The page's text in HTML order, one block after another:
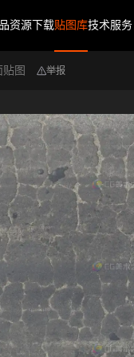
资源下载贴图库技术服务
贴图 举报